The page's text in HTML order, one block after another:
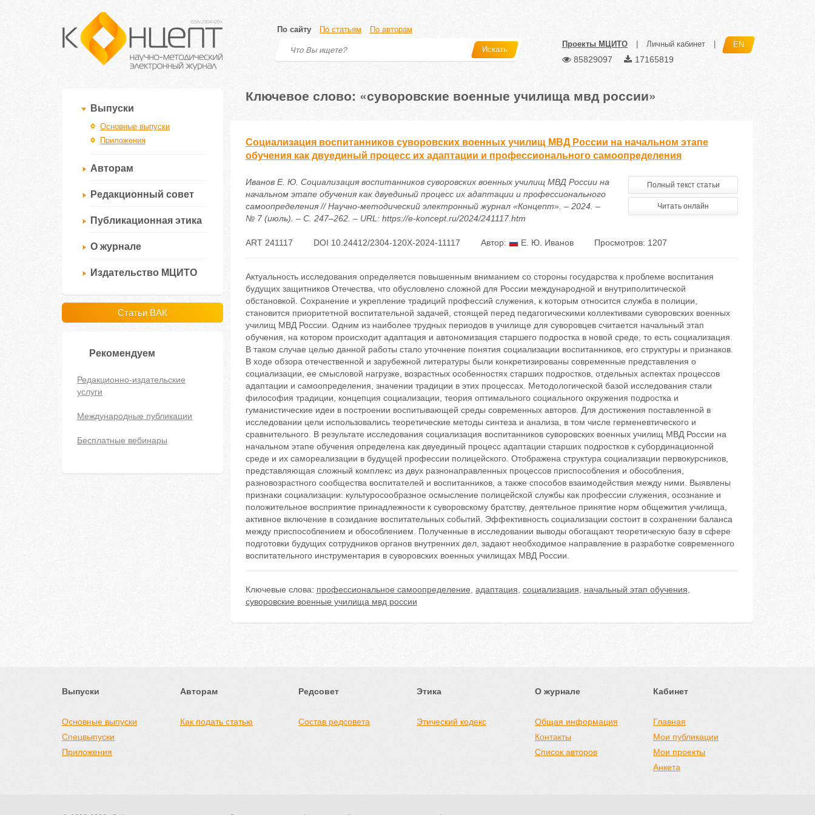
По сайту По статьям По авторам
Искать
Проекты МЦИТО Личный кабинет EN
85829097 17165819
Выпуски
Основные выпуски
Приложения
Авторам
Редакционный совет
Публикационная этика
О журнале
Издательство МЦИТО
Статьи ВАК
Рекомендуем
Редакционно-издательские
услуги
Международные публикации
Бесплатные вебинары
Ключевое слово: «суворовские военные училища мвд россии»
Социализация воспитанников суворовских военных училищ МВД России на начальном этапе
обучения как двуединый процесс их адаптации и профессионального самоопределения
Иванов Е. Ю. Социализация воспитанников суворовских военных училищ МВД России на
начальном этапе обучения как двуединый процесс их адаптации и профессионального
самоопределения // Научно-методический электронный журнал «Концепт». – 2024. –
№ 7 (июль). – С. 247–262. – URL: https://e-koncept.ru/2024/241117.htm
Полный текст статьи
Читать онлайн
ART 241117 DOI 10.24412/2304-120X-2024-11117 Автор: Е. Ю. Иванов Просмотров: 1207
Актуальность исследования определяется повышенным вниманием со стороны государства к проблеме воспитания
будущих защитников Отечества, что обусловлено сложной для России международной и внутриполитической
обстановкой. Сохранение и укрепление традиций профессий служения, к которым относится служба в полиции,
становится приоритетной воспитательной задачей, стоящей перед педагогическими коллективами суворовских военных
училищ МВД России. Одним из наиболее трудных периодов в училище для суворовцев считается начальный этап
обучения, на котором происходит адаптация и автономизация старшего подростка в новой среде, то есть социализация.
В таком случае целью данной работы стало уточнение понятия социализации воспитанников, его структуры и признаков.
В ходе обзора отечественной и зарубежной литературы были конкретизированы современные представления о
социализации, ее смысловой нагрузке, возрастных особенностях старших подростков, отдельных аспектах процессов
адаптации и самоопределения, значении традиции в этих процессах. Методологической базой исследования стали
философия традиции, концепция социализации, теория оптимального социального окружения подростка и
гуманистические идеи в построении воспитывающей среды современных авторов. Для достижения поставленной в
исследовании цели использовались теоретические методы синтеза и анализа, в том числе герменевтического и
сравнительного. В результате исследования социализация воспитанников суворовских военных училищ МВД России на
начальном этапе обучения определена как двуединый процесс адаптации старших подростков к субординационной
среде и их самореализации в будущей профессии полицейского. Отображена структура социализации первокурсников,
представляющая сложный комплекс из двух разнонаправленных процессов приспособления и обособления,
разновозрастного сообщества воспитателей и воспитанников, а также способов взаимодействия между ними. Выявлены
признаки социализации: культуросообразное осмысление полицейской службы как профессии служения, осознание и
положительное восприятие принадлежности к суворовскому братству, деятельное принятие норм общежития училища,
активное включение в созидание воспитательных событий. Эффективность социализации состоит в сохранении баланса
между приспособлением и обособлением. Полученные в исследовании выводы обогащают теоретическую базу в сфере
подготовки будущих сотрудников органов внутренних дел, задают необходимое направление в разработке современного
воспитательного инструментария в суворовских военных училищах МВД России.
Ключевые слова: профессиональное самоопределение адаптация социализация начальный этап обучения
суворовские военные училища мвд россии
Выпуски
Основные выпуски
Спецвыпуски
Приложения
Авторам
Как подать статью
Редсовет
Состав редсовета
Этика
Этический кодекс
О журнале
Общая информация
Контакты
Список авторов
Кабинет
Главная
Мои публикации
Мои проекты
Анкета